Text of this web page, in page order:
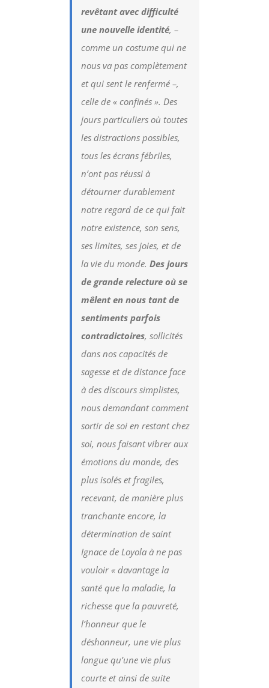
revêtant avec difficulté
une nouvelle identité, –
comme un costume qui ne
nous va pas complètement
et qui sent le renfermé –,
celle de « confinés ». Des
jours particuliers où toutes
les distractions possibles,
tous les écrans fébriles,
n’ont pas réussi à
détourner durablement
notre regard de ce qui fait
notre existence, son sens,
ses limites, ses joies, et de
la vie du monde.Des jours
de grande relecture où se
mêlent en nous tant de
sentiments parfois
contradictoires, sollicités
dans nos capacités de
sagesse et de distance face
à des discours simplistes,
nous demandant comment
sortir de soi en restant chez
soi, nous faisant vibrer aux
émotions du monde, des
plus isolés et fragiles,
recevant, de manière plus
tranchante encore, la
détermination de saint
Ignace de Loyola à ne pas
vouloir «davantage la
santé que la maladie, la
richesse que la pauvreté,
l’honneur que le
déshonneur, une vie plus
longue qu’une vie plus
courte et ainsi de suite